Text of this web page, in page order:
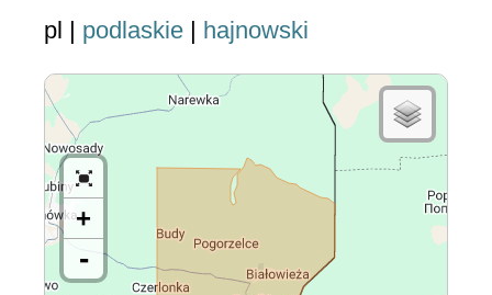
pl | podlaskie | hajnowski
+
-